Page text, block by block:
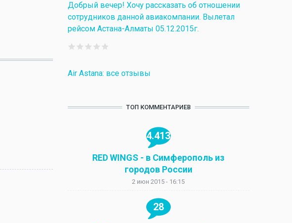
Добрый вечер! Хочу рассказать об отношении
сотрудников данной авиакомпании. Вылетал
рейсом Астана-Алматы 05.12.2015г.
Air Astana: все отзывы
ТОП КОММЕНТАРИЕВ
4.413
RED WINGS - в Симферополь из
городов России
2 июн 2015 - 16:15
28